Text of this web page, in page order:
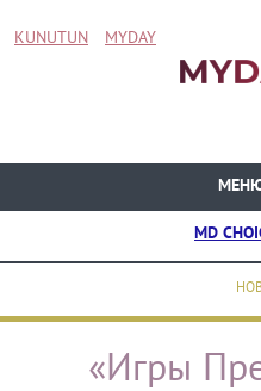
KUNUTUN MYDAY
MD
«Игры